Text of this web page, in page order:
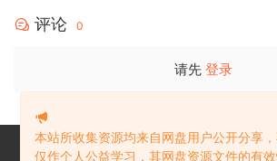
评论 0
请先 登录
本站所收集资源均来自网盘用户公开分享，
仅作个人公益学习，其网盘资源文件的有